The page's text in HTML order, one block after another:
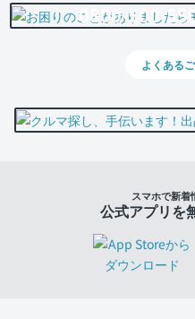
0800-500-
よくある
スマホで新着
公式アプリを